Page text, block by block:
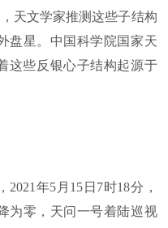
文学家推测这些子结构
盘星。中国科学院国家天
这些反银心子结构起源于
年5月15日7时18分，
为零，天问一号着陆巡视